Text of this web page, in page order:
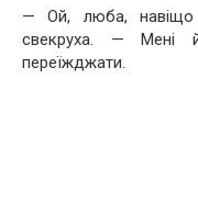
— Ой, люба, навіщо
свекруха. — Мені
переїжджати.